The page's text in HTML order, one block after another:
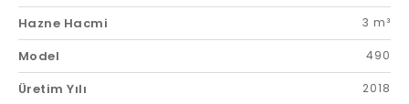
Hazne Hacmi 3 m³
Model 490
Üretim Yılı 2018